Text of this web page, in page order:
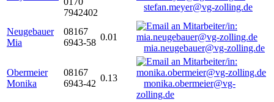
7942402
stefan.meyer@vg-zolling.de
Neugebauer
Mia
08167
6943-58
0.01
mia.neugebauer@vg-zolling.de
Obermeier
Monika
08167
6943-42
0.13
monika.obermeier@vg-
zolling.de